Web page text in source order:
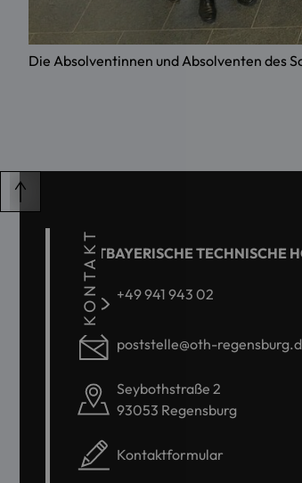
Die Absolventinnen und Absolventen des
KONTAKT
OSTBAYERISCHE TECHNISCHE
+49 941 943 02
poststelle@oth-
Seybothstraße 2
93053 Regensburg
Kontaktformular